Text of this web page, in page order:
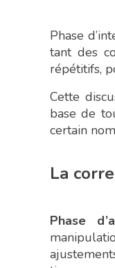
Phase
tant des
répétitifs,
Cette
base de
certain
La
Phase